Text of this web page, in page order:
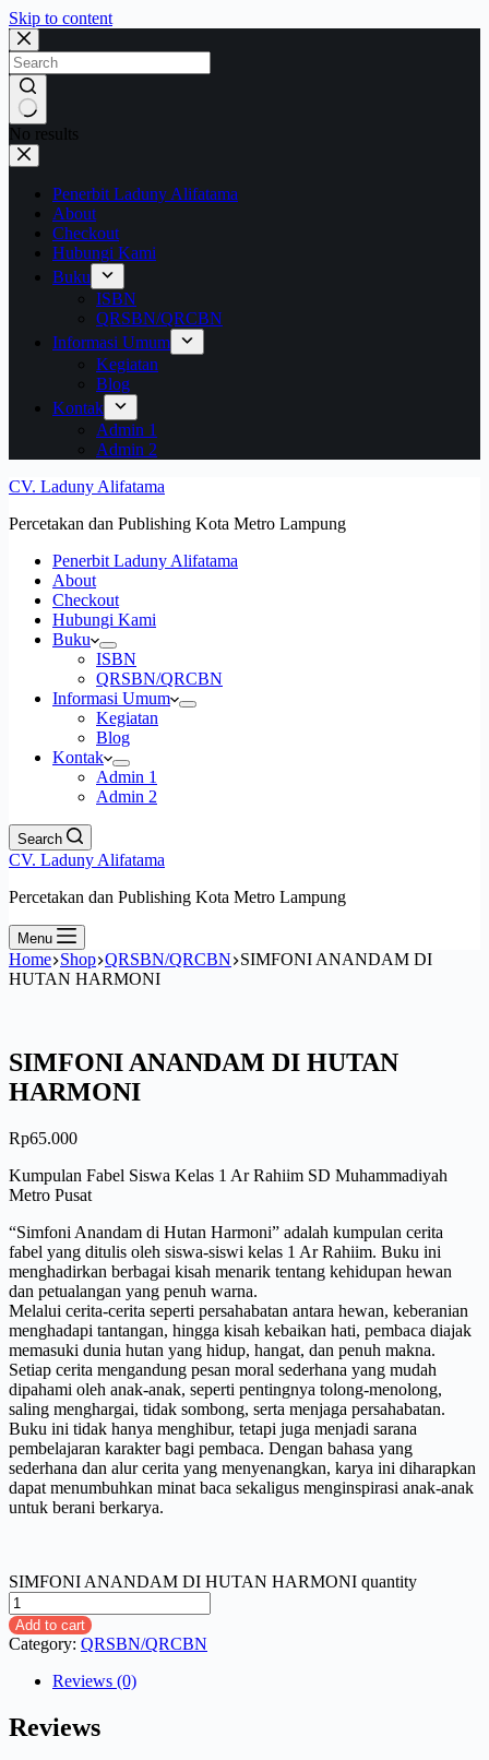
Skip to content
No results
Penerbit Laduny Alifatama
About
Checkout
Hubungi Kami
Buku
ISBN
QRSBN/QRCBN
Informasi Umum
Kegiatan
Blog
Kontak
Admin 1
Admin 2
CV. Laduny Alifatama
Percetakan dan Publishing Kota Metro Lampung
Penerbit Laduny Alifatama
About
Checkout
Hubungi Kami
Buku
ISBN
QRSBN/QRCBN
Informasi Umum
Kegiatan
Blog
Kontak
Admin 1
Admin 2
Search
CV. Laduny Alifatama
Percetakan dan Publishing Kota Metro Lampung
Menu
Home Shop QRSBN/QRCBN SIMFONI ANANDAM DI
HUTAN HARMONI
SIMFONI ANANDAM DI HUTAN
HARMONI
Rp65.000
Kumpulan Fabel Siswa Kelas 1 Ar Rahiim SD Muhammadiyah
Metro Pusat
“Simfoni Anandam di Hutan Harmoni” adalah kumpulan cerita
fabel yang ditulis oleh siswa-siswi kelas 1 Ar Rahiim. Buku ini
menghadirkan berbagai kisah menarik tentang kehidupan hewan
dan petualangan yang penuh warna.
Melalui cerita-cerita seperti persahabatan antara hewan, keberanian
menghadapi tantangan, hingga kisah kebaikan hati, pembaca diajak
memasuki dunia hutan yang hidup, hangat, dan penuh makna.
Setiap cerita mengandung pesan moral sederhana yang mudah
dipahami oleh anak-anak, seperti pentingnya tolong-menolong,
saling menghargai, tidak sombong, serta menjaga persahabatan.
Buku ini tidak hanya menghibur, tetapi juga menjadi sarana
pembelajaran karakter bagi pembaca. Dengan bahasa yang
sederhana dan alur cerita yang menyenangkan, karya ini diharapkan
dapat menumbuhkan minat baca sekaligus menginspirasi anak-anak
untuk berani berkarya.
SIMFONI ANANDAM DI HUTAN HARMONI quantity
Add to cart
Category: QRSBN/QRCBN
Reviews (0)
Reviews